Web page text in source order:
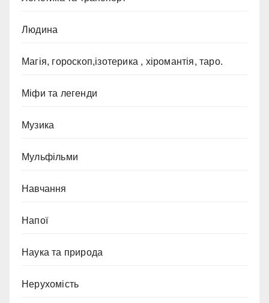
Людина
Магія, гороскоп,ізотерика , хіромантія, таро.
Міфи та легенди
Музика
Мульфільми
Навчання
Напої
Наука та природа
Нерухомість